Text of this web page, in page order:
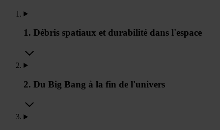
1. Débris spatiaux et durabilité dans l'espace
2. Du Big Bang à la fin de l'univers